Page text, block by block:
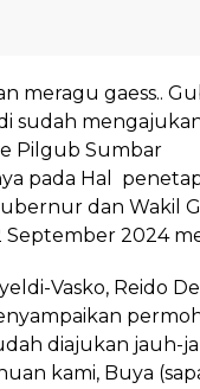
meragu gaess..
sudah
Pilgub Sumbar
pada Hal
dan Wakil
September 2024
Vasko, Reido
diajukan jauh-
kami, Buya